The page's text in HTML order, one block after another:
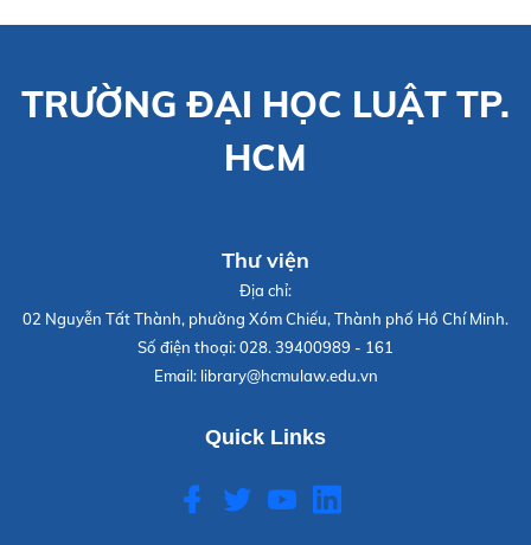
TRƯỜNG ĐẠI HỌC LUẬT TP.
HCM
Thư viện
Địa chỉ:
02 Nguyễn Tất Thành, phường Xóm Chiếu, Thành phố Hồ Chí Minh.
Số điện thoại:028. 39400989 - 161
Email: library@hcmulaw.edu.vn
Quick Links